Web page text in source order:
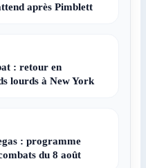
après Pimblett
: retour en
lourds à New York
: programme
du 8 août